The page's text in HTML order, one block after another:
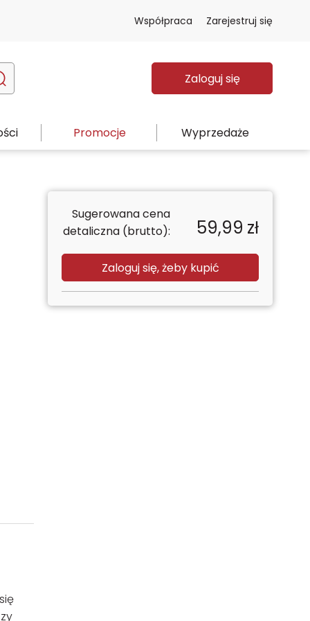
Współpraca Zarejestruj się
Zaloguj się
Promocje Wyprzedaże
Sugerowana cena
detaliczna (brutto):
59,99 zł
Zaloguj się, żeby kupić